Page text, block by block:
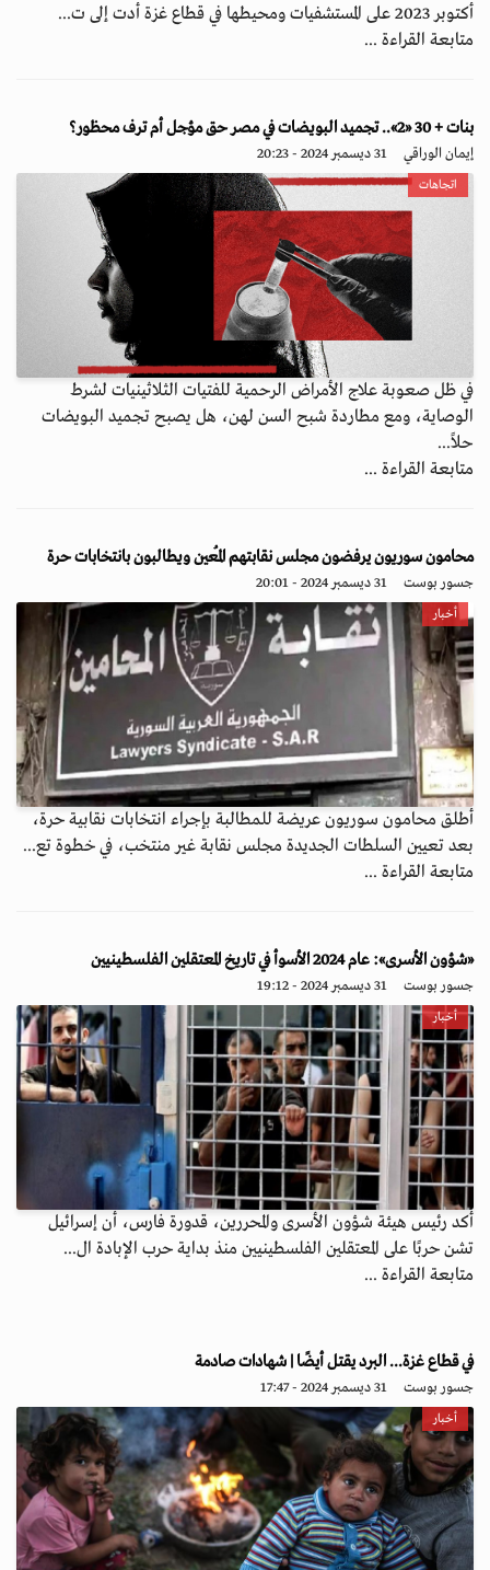
أكتوبر 2023 على المستشفيات ومحيطها في قطاع غزة أدت إلى ت...
متابعة القراءة ...
بنات + 30 «2».. تجميد البويضات في مصر حق مؤجل أم ترف محظور؟
إيمان الوراقي 31 ديسمبر 2024 - 20:23
اتجاهات
في ظل صعوبة علاج الأمراض الرحمية للفتيات الثلاثينيات لشرط
الوصاية، ومع مطاردة شبح السن لهن، هل يصبح تجميد البويضات
حلاً...
متابعة القراءة ...
محامون سوريون يرفضون مجلس نقابتهم المُعين ويطالبون بانتخابات حرة
جسور بوست 31 ديسمبر 2024 - 20:01
أخبار
أطلق محامون سوريون عريضة للمطالبة بإجراء انتخابات نقابية حرة،
بعد تعيين السلطات الجديدة مجلس نقابة غير منتخب، في خطوة تع...
متابعة القراءة ...
«شؤون الأسرى»: عام 2024 الأسوأ في تاريخ المعتقلين الفلسطينيين
جسور بوست 31 ديسمبر 2024 - 19:12
أخبار
أكد رئيس هيئة شؤون الأسرى والمحررين، قدورة فارس، أن إسرائيل
تشن حربًا على المعتقلين الفلسطينيين منذ بداية حرب الإبادة ال...
متابعة القراءة ...
في قطاع غزة... البرد يقتل أيضًا | شهادات صادمة
جسور بوست 31 ديسمبر 2024 - 17:47
أخبار